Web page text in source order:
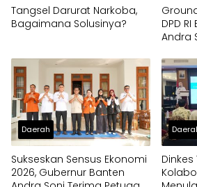
Tangsel Darurat Narkoba,
Bagaimana Solusinya?
DPD
Andra
Daerah
Sukseskan Sensus Ekonomi
2026, Gubernur Banten